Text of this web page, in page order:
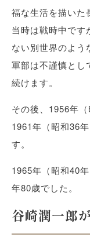
福な生活を描いた
当時は戦時中です
ない別世界のよう
軍部は不謹慎とし
続けます。
その後、1956年
1961年（昭和36
す。
1965年（昭和40
年80歳でした。
谷崎潤一郎